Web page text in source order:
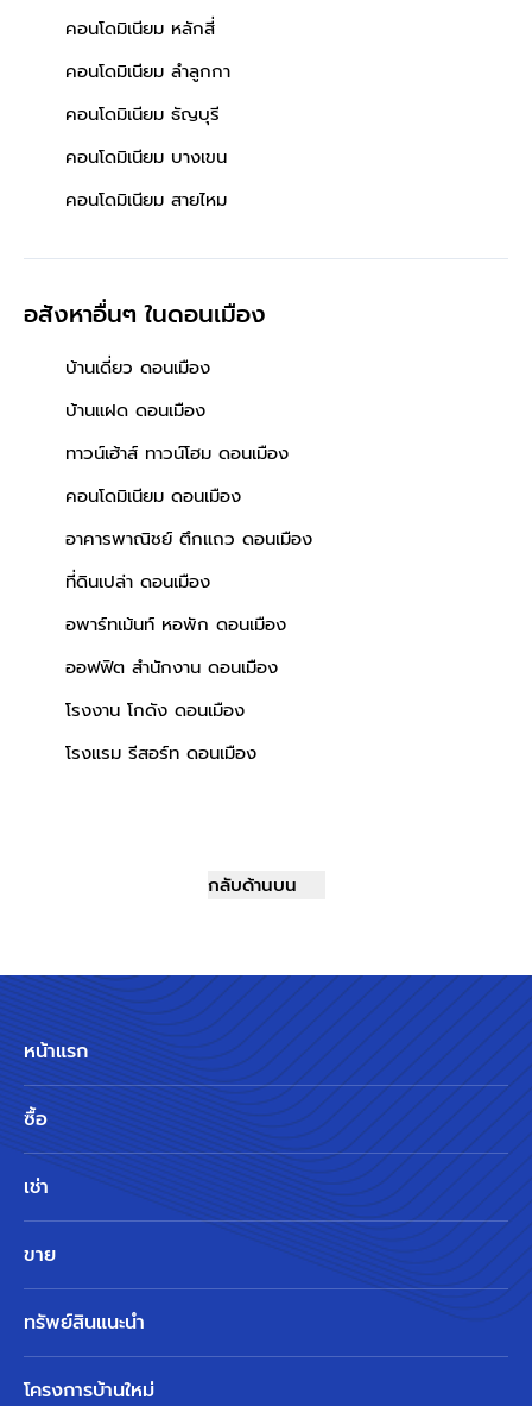
คอนโดมิเนียม หลักสี่
คอนโดมิเนียม ลำลูกกา
คอนโดมิเนียม ธัญบุรี
คอนโดมิเนียม บางเขน
คอนโดมิเนียม สายไหม
อสังหาอื่นๆในดอนเมือง
บ้านเดี่ยว ดอนเมือง
บ้านแฝด ดอนเมือง
ทาวน์เฮ้าส์ ทาวน์โฮม ดอนเมือง
คอนโดมิเนียม ดอนเมือง
อาคารพาณิชย์ ตึกแถว ดอนเมือง
ที่ดินเปล่า ดอนเมือง
อพาร์ทเม้นท์ หอพัก ดอนเมือง
ออฟฟิต สำนักงาน ดอนเมือง
โรงงาน โกดัง ดอนเมือง
โรงแรม รีสอร์ท ดอนเมือง
กลับด้านบน
หน้าแรก
ซื้อ
เช่า
ขาย
ทรัพย์สินแนะนำ
โครงการบ้านใหม่